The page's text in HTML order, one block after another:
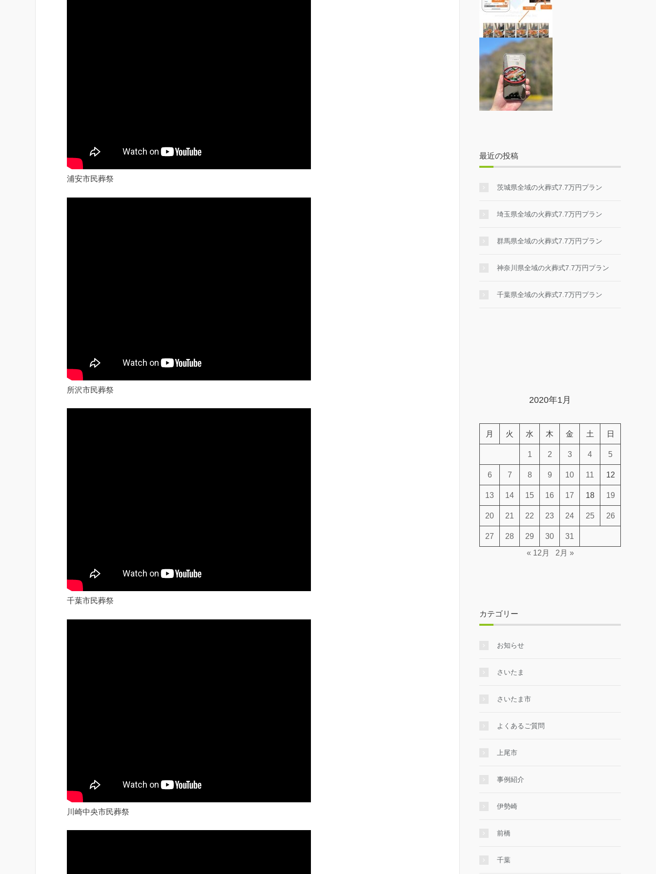
浦安市民葬祭
所沢市民葬祭
千葉市民葬祭
川崎中央市民葬祭
最近の投稿
茨城県全域の火葬式7.7万円プラン
埼玉県全域の火葬式7.7万円プラン
群馬県全域の火葬式7.7万円プラン
神奈川県全域の火葬式7.7万円プラン
千葉県全域の火葬式7.7万円プラン
2020年1月
月 火 水 木 金 土 日
1 2 3 4 5
6 7 8 9 10 11 12
13 14 15 16 17 18 19
20 21 22 23 24 25 26
27 28 29 30
31
« 12月
2月 »
カテゴリー
お知らせ
さいたま
さいたま市
よくあるご質問
上尾市
事例紹介
伊勢崎
前橋
千葉